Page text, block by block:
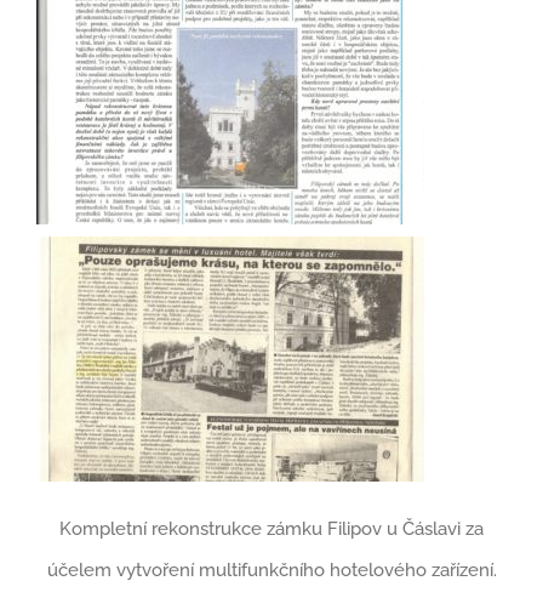
Kompletní rekonstrukce zámku Filipov u Čáslavi za
účelem vytvoření multifunkčního hotelového zařízení.